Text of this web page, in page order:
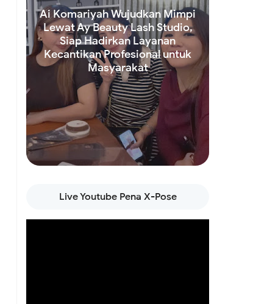
Ai Komariyah Wujudkan Mimpi
Lewat Ay Beauty Lash Studio,
Siap Hadirkan Layanan
Kecantikan Profesional untuk
Masyarakat
Read more
Live Youtube Pena X-Pose